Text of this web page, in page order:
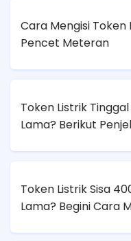
Cara Mengisi Token
Pencet Meteran
Token Listrik
Lama? Berikut
Token Listrik Sisa
Lama? Begini Cara